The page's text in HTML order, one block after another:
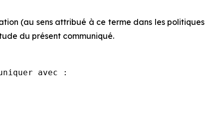
(au sens attribué à ce terme dans les
du présent communiqué.
avec :